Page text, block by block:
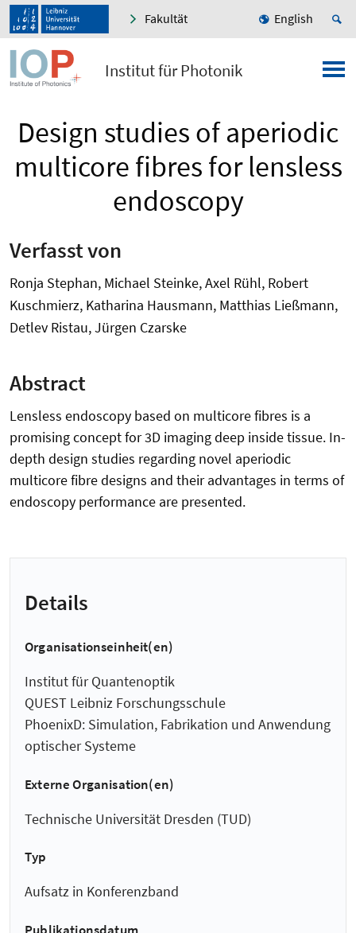
Fakultät English
Institut für Photonik
Design studies of aperiodic
multicore fibres for lensless
endoscopy
Verfasst von
Ronja Stephan, Michael Steinke, Axel Rühl, Robert
Kuschmierz, Katharina Hausmann, Matthias Ließmann,
Detlev Ristau, Jürgen Czarske
Abstract
Lensless endoscopy based on multicore fibres is a
promising concept for 3D imaging deep inside tissue. In-
depth design studies regarding novel aperiodic
multicore fibre designs and their advantages in terms of
endoscopy performance are presented.
Details
Organisationseinheit(en)
Institut für Quantenoptik
QUEST Leibniz Forschungsschule
PhoenixD: Simulation, Fabrikation und Anwendung
optischer Systeme
Externe Organisation(en)
Technische Universität Dresden (TUD)
Typ
Aufsatz in Konferenzband